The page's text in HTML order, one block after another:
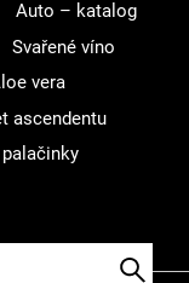
Auto – katalog
Svařené víno
vera
ascendentu